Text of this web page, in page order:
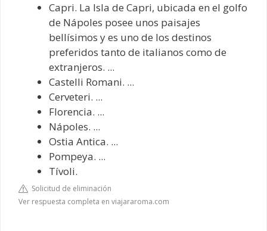
Capri. La Isla de Capri, ubicada en el golfo
de Nápoles posee unos paisajes
bellísimos y es uno de los destinos
preferidos tanto de italianos como de
extranjeros. ...
Castelli Romani. ...
Cerveteri. ...
Florencia. ...
Nápoles. ...
Ostia Antica. ...
Pompeya. ...
Tívoli.
Solicitud de eliminación
Ver respuesta completa en viajararoma.com